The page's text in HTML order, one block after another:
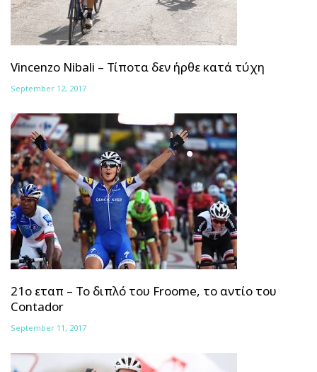
Vincenzo Nibali – Τίποτα δεν ήρθε κατά τύχη
September 12, 2017
21ο εταπ – Το διπλό του Froome, το αντίο του
Contador
September 11, 2017